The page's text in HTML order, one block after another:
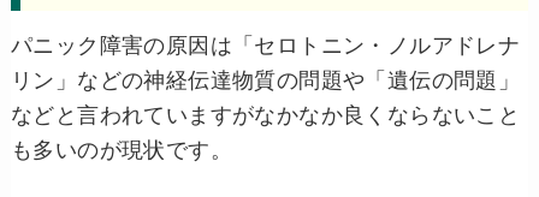
パニック障害の原因は「セロトニン・ノルアドレナ
リン」などの神経伝達物質の問題や「遺伝の問題」
などと言われていますがなかなか良くならないこと
も多いのが現状です。